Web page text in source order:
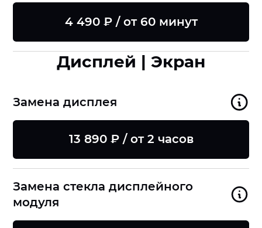
4 490 ₽ / от 60 минут
Дисплей | Экран
Замена дисплея
13 890 ₽ / от 2 часов
Замена стекла дисплейного
модуля